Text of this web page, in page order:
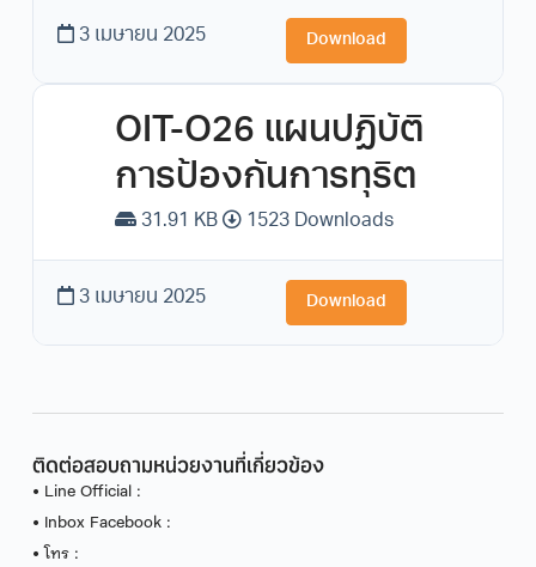
3 เมษายน 2025 Download
OIT-O26 แผนปฏิบัติ
การป้องกันการทุริต
31.91 KB 1523 Downloads
3 เมษายน 2025 Download
ติดต่อสอบถามหน่วยงานที่เกี่ยวข้อง
• Line Official :
• Inbox Facebook :
• โทร :